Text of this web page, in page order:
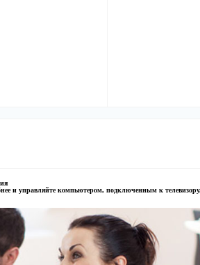
и управляйте компьютером, подключенным к